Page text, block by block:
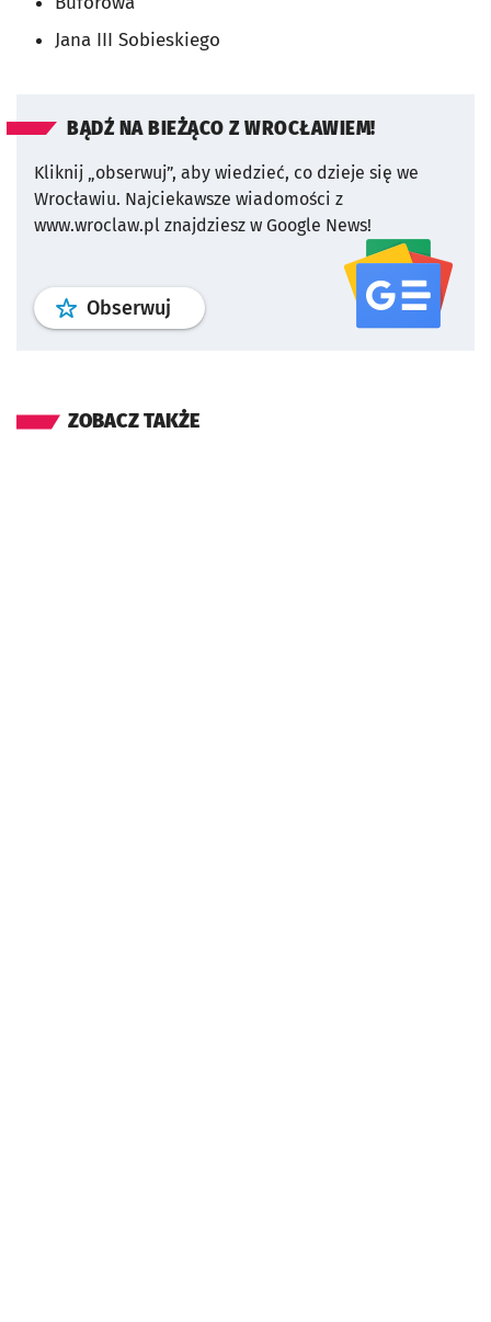
Jana III Sobieskiego
BĄDŹ NA BIEŻĄCO Z WROCŁAWIEM!
Kliknij „obserwuj”, aby wiedzieć, co dzieje się we
Wrocławiu. Najciekawsze wiadomości z
www.wroclaw.pl znajdziesz w Google News!
Obserwuj profil serwisu
ZOBACZ TAKŻE